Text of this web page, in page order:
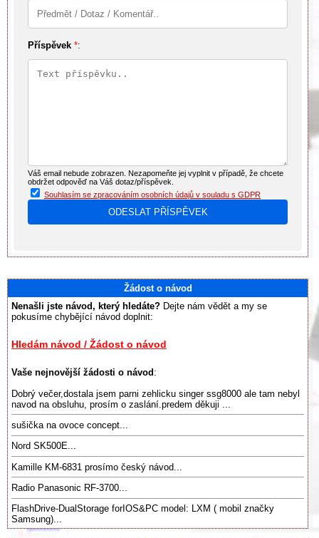
Příspěvek *:
Váš email nebude zobrazen. Nezapomeňte jej vyplnit v případě, že chcete
obdržet odpověď na Váš dotaz/příspěvek.
Souhlasím se zpracováním osobních údajů v souladu s GDPR
Žádost o návod
Nenašli jste návod, který hledáte? Dejte nám vědět a my se
pokusíme chybějící návod doplnit:
Hledám návod / Žádost o návod
Vaše nejnovější žádosti o návod :
Dobrý večer,dostala jsem parni zehlicku singer ssg8000 ale tam nebyl
navod na obsluhu, prosím o zaslání.predem děkuji ...
sušička na ovoce concept...
Nord SK500E...
Kamille KM-6831 prosímo český návod...
Radio Panasonic RF-3700...
FlashDrive-DualStorage forIOS&PC model: LXM ( mobil značky
Samsung)...